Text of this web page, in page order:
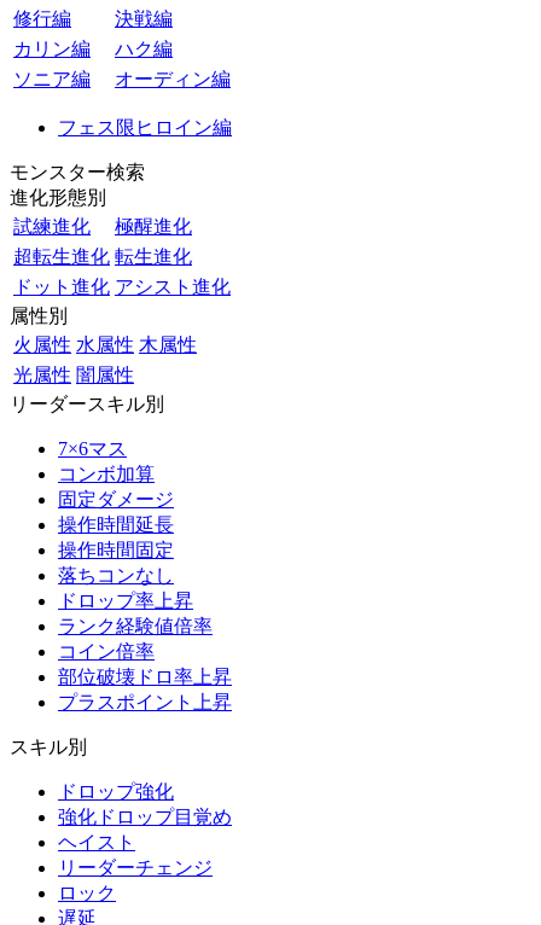
修行編
決戦編
カリン編
ハク編
ソニア編
オーディン編
フェス限ヒロイン編
モンスター検索
進化形態別
試練進化
極醒進化
超転生進化 転生進化
ドット進化 アシスト進化
属性別
火属性 水属性 木属性
光属性 闇属性
リーダースキル別
7×6マス
コンボ加算
固定ダメージ
操作時間延長
操作時間固定
落ちコンなし
ドロップ率上昇
ランク経験値倍率
コイン倍率
部位破壊ドロ率上昇
プラスポイント上昇
スキル別
ドロップ強化
強化ドロップ目覚め
ヘイスト
リーダーチェンジ
ロック
遅延